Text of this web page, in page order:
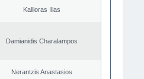
Kallioras Ilias
Damianidis Charalampos
Nerantzis Anastasios